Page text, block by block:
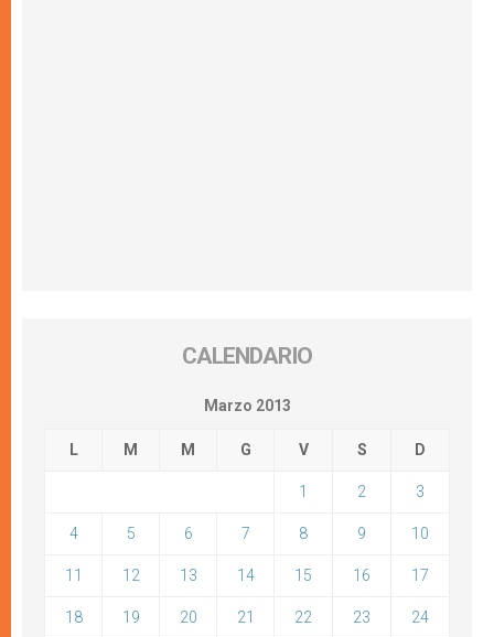
CALENDARIO
Marzo 2013
L M M G V S D
1 2 3
4 5 6 7 8 9 10
11 12 13 14 15 16 17
18 19 20 21 22 23 24